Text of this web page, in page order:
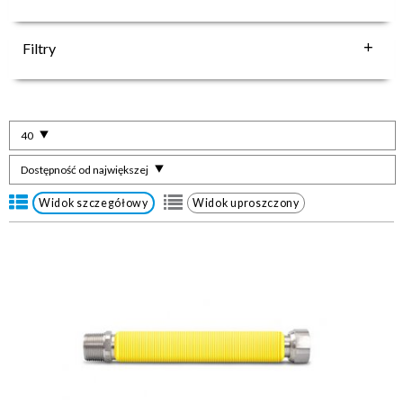
Filtry
Dostępność od największej
40
Widok szczegółowy Widok uproszczony